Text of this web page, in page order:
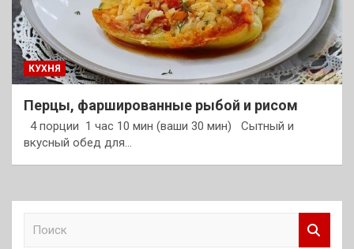
КУХНЯ
Перцы, фаршированные рыбой и рисом
4 порции 1 час 10 мин (ваши 30 мин) Сытный и
вкусный обед для…